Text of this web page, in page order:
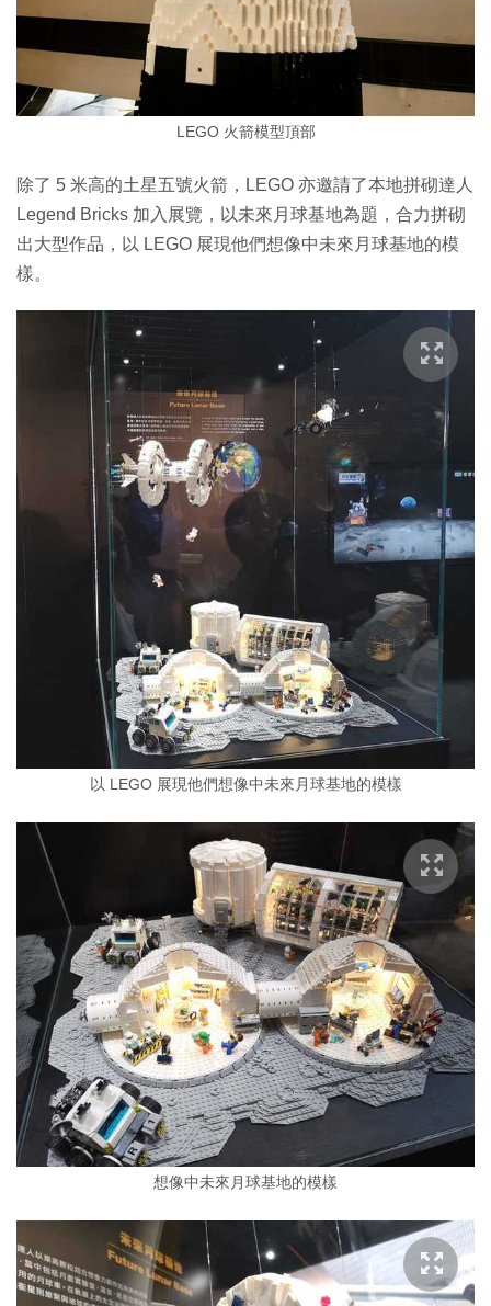
LEGO 火箭模型頂部
除了 5 米高的土星五號火箭，LEGO 亦邀請了本地拼砌達人
Legend Bricks 加入展覽，以未來月球基地為題，合力拼砌
出大型作品，以 LEGO 展現他們想像中未來月球基地的模
樣。
以 LEGO 展現他們想像中未來月球基地的模樣
想像中未來月球基地的模樣